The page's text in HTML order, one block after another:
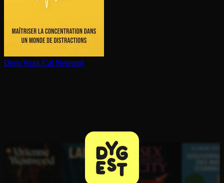
Deep Work Cal Newport